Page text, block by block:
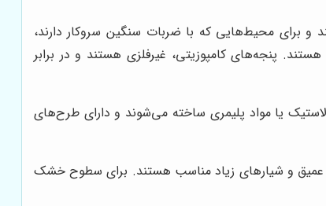
و برای محیط‌هایی که با ضربات سنگین سروکار دارند،
پنجه‌های کامپوزیتی، غیرفلزی هستند و در برابر
یا مواد پلیمری ساخته می‌شوند و دارای طرح‌های
عمیق و شیارهای زیاد مناسب هستند. برای سطوح خشک